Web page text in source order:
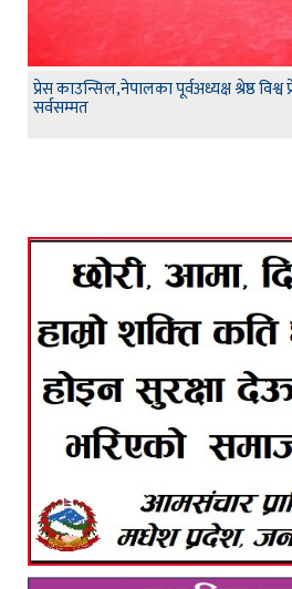
प्रेस काउन्सिल,नेपालका पूर्वअध्यक्ष श्रेष्ठ
सर्वसम्मत